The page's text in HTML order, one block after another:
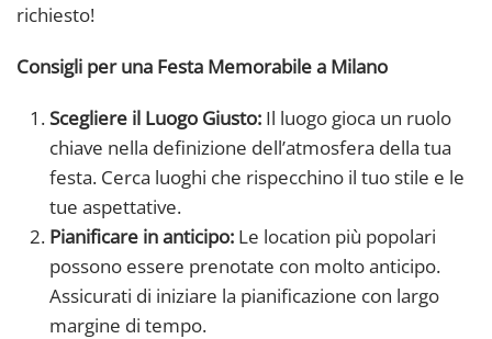
richiesto!
Consigli per una Festa Memorabile a Milano
Scegliere il Luogo Giusto: Il luogo gioca un ruolo
chiave nella definizione dell’atmosfera della tua
festa. Cerca luoghi che rispecchino il tuo stile e le
tue aspettative.
Pianificare in anticipo: Le location più popolari
possono essere prenotate con molto anticipo.
Assicurati di iniziare la pianificazione con largo
margine di tempo.